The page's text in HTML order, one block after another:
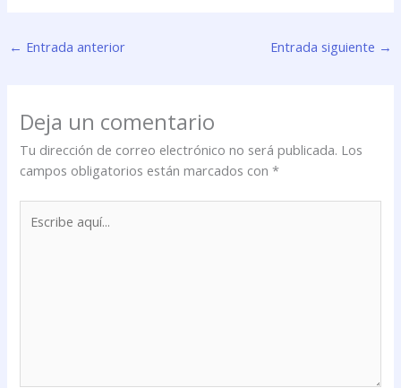
← Entrada anterior Entrada siguiente →
Deja un comentario
Tu dirección de correo electrónico no será publicada. Los
campos obligatorios están marcados con*
aquí...